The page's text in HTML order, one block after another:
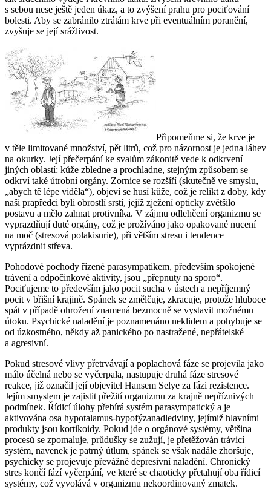
s sebou nese ještě jeden úkaz, a to zvýšení prahu pro pociťování
bolesti. Aby se zabránilo ztrátám krve při eventuálním poranění,
zvyšuje se její srážlivost.
Připomeňme si, že krve je
v těle limitované množství, pět litrů, což pro názornost je jedna láhev
na okurky. Její přečerpání ke svalům zákonitě vede k odkrvení
jiných oblastí: kůže zbledne a prochladne, stejným způsobem se
odkrví také útrobní orgány. Zornice se rozšíří (skutečně ve smyslu,
„abych tě lépe viděla“), objeví se husí kůže, což je relikt z doby, kdy
naši prapředci byli obrostlí srstí, jejíž zježení opticky zvětšilo
postavu a mělo zahnat protivníka. V zájmu odlehčení organizmu se
vyprazdňují duté orgány, což je prožíváno jako opakované nucení
na moč (stresová polakisurie), při větším stresu i tendence
vyprázdnit střeva.
Pohodové pochody řízené parasympatikem, především spokojené
trávení a odpočinkové aktivity, jsou „přepnuty na sporo“.
Pociťujeme to především jako pocit sucha v ústech a nepříjemný
pocit v břišní krajině. Spánek se změlčuje, zkracuje, protože hluboce
spát v případě ohrožení znamená bezmocně se vystavit možnému
útoku. Psychické naladění je poznamenáno neklidem a pohybuje se
od úzkostného, někdy až panického po nastražené, nepřátelské
a agresivní.
Pokud stresové vlivy přetrvávají a poplachová fáze se projevila jako
málo účelná nebo se vyčerpala, nastupuje druhá fáze stresové
reakce, již označil její objevitel Hansem Selye za fázi rezistence.
Jejím smyslem je zajistit přežití organizmu za krajně nepříznivých
podmínek. Řídicí úlohy přebírá systém parasympatický a je
aktivována osa hypotalamus-hypofýzanadledviny, jejímiž hlavními
produkty jsou kortikoidy. Pokud jde o orgánové systémy, většina
procesů se zpomaluje, průdušky se zužují, je přetěžován trávicí
systém, navenek je patrný útlum, spánek se však nadále zhoršuje,
psychicky se projevuje převážně depresivní naladění. Chronický
stres končí fází vyčerpání, ve které se chaoticky přetahují oba řídicí
systémy, což vyvolává v organizmu nekoordinovaný zmatek.